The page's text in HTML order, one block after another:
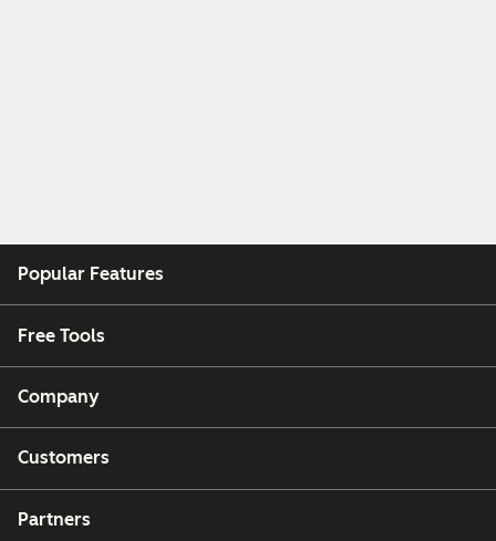
Popular Features
Free Tools
Company
Customers
Partners